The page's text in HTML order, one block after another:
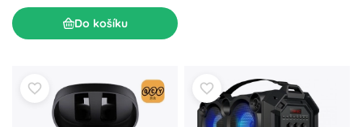
Do košíku